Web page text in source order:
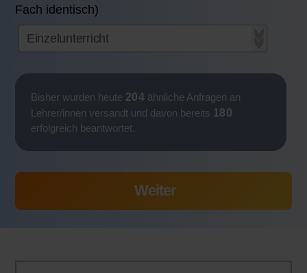
Fach identisch)
Bisher wurden heute 204 ähnliche Anfragen an
Lehrer/innen versandt und davon bereits 180
erfolgreich beantwortet.